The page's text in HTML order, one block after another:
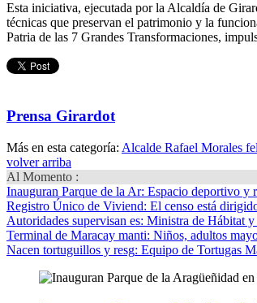
Esta iniciativa, ejecutada por la Alcaldía de
técnicas que preservan el patrimonio y la
Patria de las 7 Grandes Transformaciones,
Prensa Girardot
Más en esta categoría: Alcalde Rafael Morales
volver arriba
Al Momento :
Inauguran Parque de la Ar: Espacio deportivo y
Registro Único de Viviend: El censo está
Autoridades supervisan es: Ministra de Hábitat
Terminal de Maracay manti: Niños, adultos
Nacen tortuguillos y resg: Equipo de Tortugas